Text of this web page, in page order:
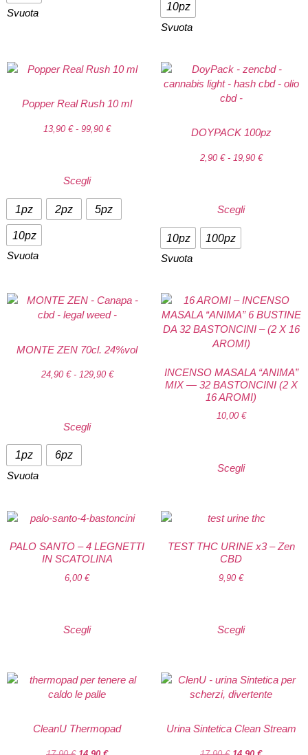
Svuota
10pz
Svuota
Popper Real Rush 10 ml
13,90 € - 99,90 €
Scegli
1pz 2pz 5pz
10pz
Svuota
DOYPACK 100pz
2,90 € - 19,90 €
Scegli
10pz
100pz
Svuota
MONTE ZEN 70cl. 24%vol
24,90 € - 129,90 €
Scegli
1pz
6pz
Svuota
INCENSO MASALA “ANIMA”
MIX — 32 BASTONCINI (2 X
16 AROMI)
10,00 €
Scegli
PALO SANTO – 4 LEGNETTI
IN SCATOLINA
6,00 €
Scegli
TEST THC URINE x3 – Zen
CBD
9,90 €
Scegli
CleanU Thermopad Urina Sintetica Clean Stream